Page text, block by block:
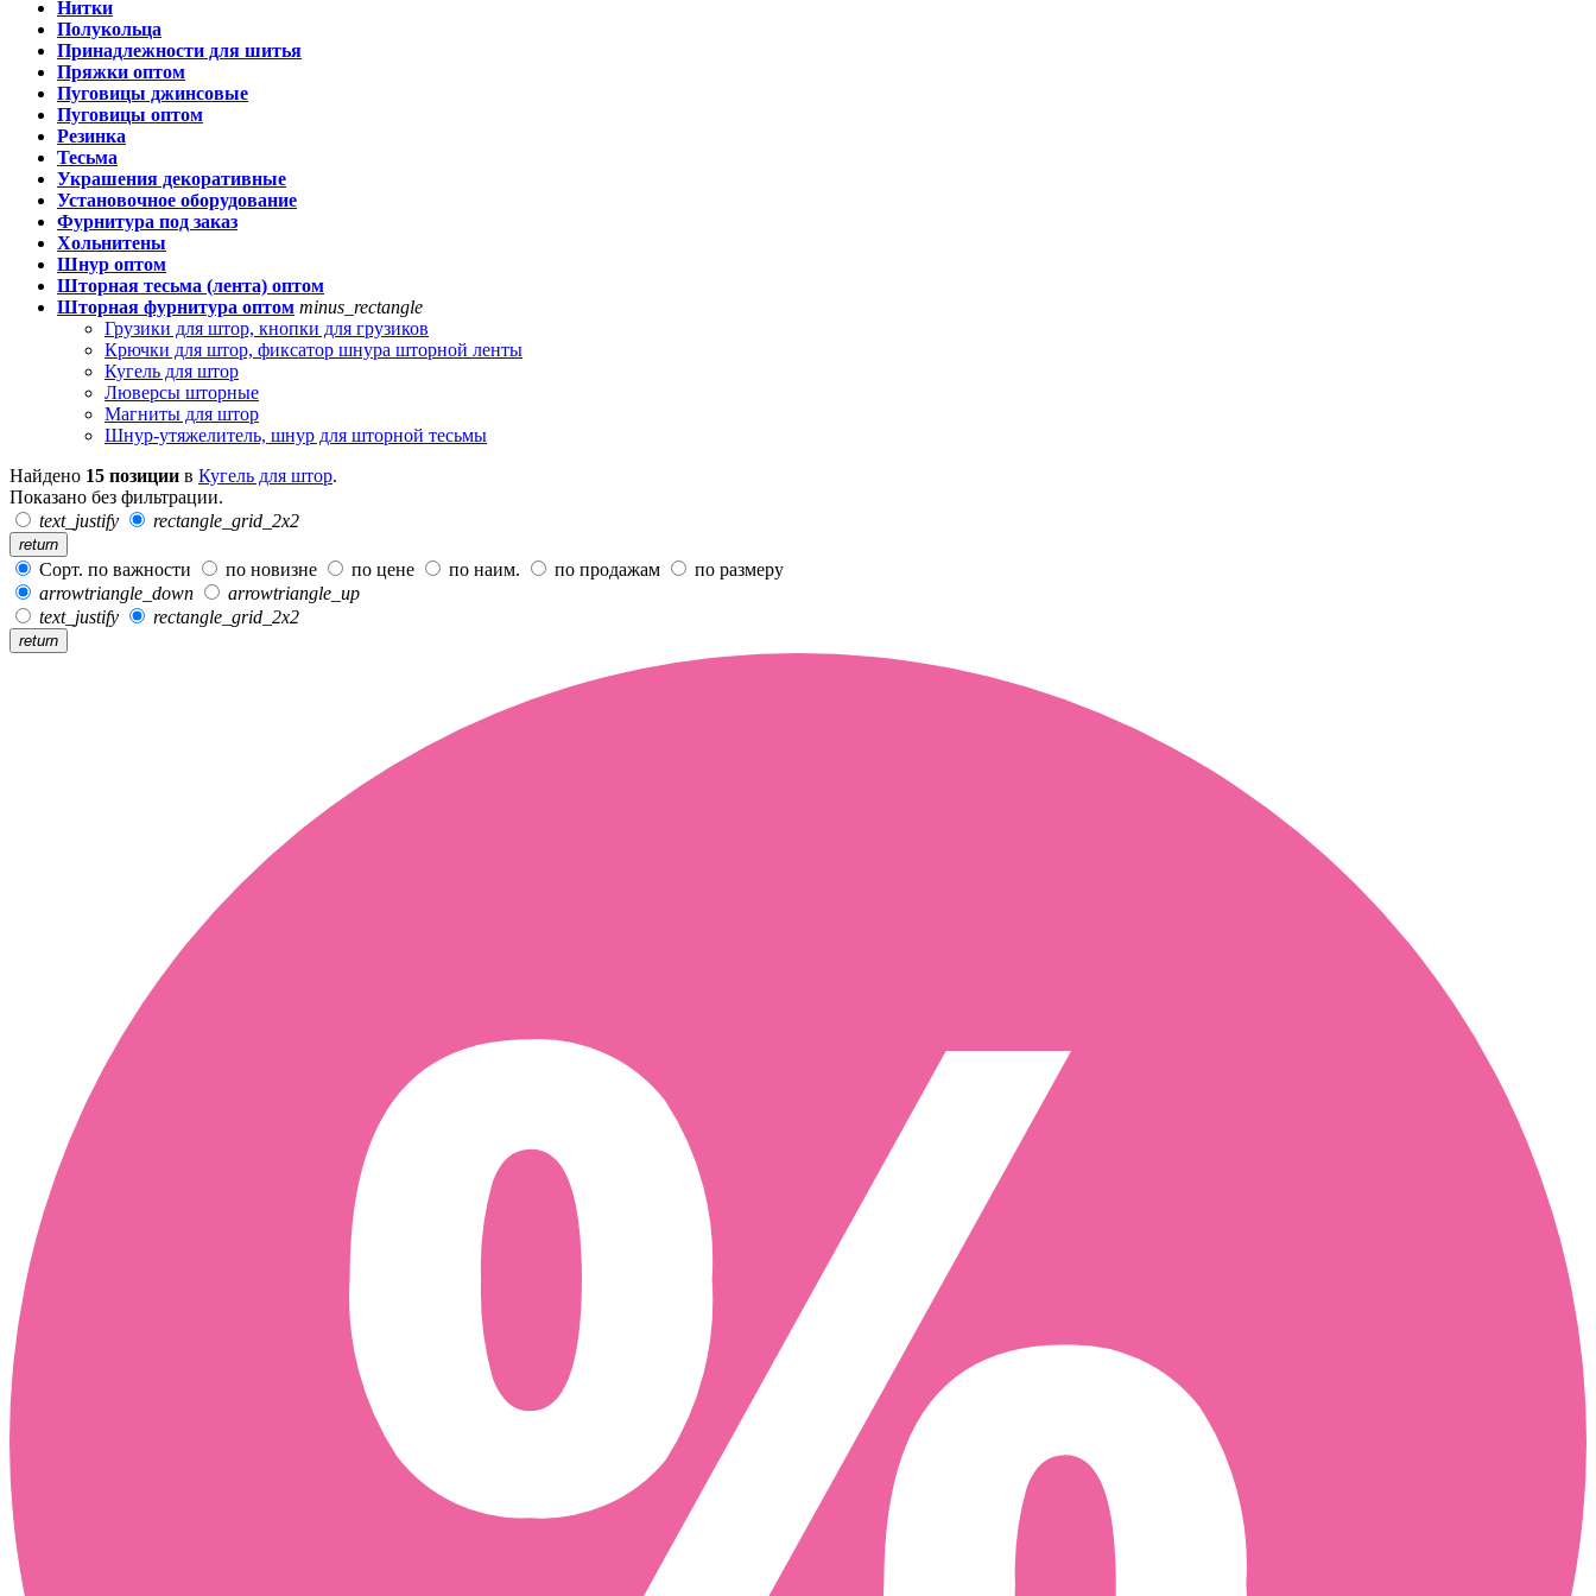
Нитки
Полукольца
Принадлежности для шитья
Пряжки оптом
Пуговицы джинсовые
Пуговицы оптом
Резинка
Тесьма
Украшения декоративные
Установочное оборудование
Фурнитура под заказ
Хольнитены
Шнур оптом
Шторная тесьма (лента) оптом
Шторная фурнитура оптом minus_rectangle
Грузики для штор, кнопки для грузиков
Крючки для штор, фиксатор шнура шторной ленты
Кугель для штор
Люверсы шторные
Магниты для штор
Шнур-утяжелитель, шнур для шторной тесьмы
Найдено 15 позиции в Кугель для штор.
Показано без фильтрации.
text_justify
rectangle_grid_2x2
return
Сорт. по важности по новизне по цене по наим. по продажам
по размеру
arrowtriangle_down
arrowtriangle_up
text_justify
rectangle_grid_2x2
return